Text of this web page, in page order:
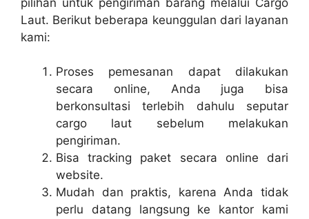
Laut. Berikut beberapa keunggulan dari layanan
kami:
Proses pemesanan dapat dilakukan
secara online, Anda juga bisa
berkonsultasi terlebih dahulu seputar
cargo laut sebelum melakukan
pengiriman.
Bisa tracking paket secara online dari
website.
Mudah dan praktis, karena Anda tidak
perlu datang langsung ke kantor kami